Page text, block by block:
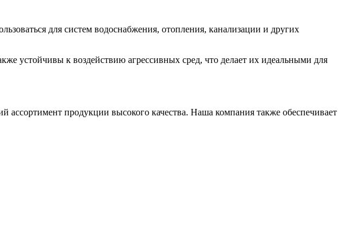
для систем водоснабжения, отопления, канализации и других
устойчивы к воздействию агрессивных сред, что делает их идеальными для
продукции высокого качества. Наша компания также обеспечивает